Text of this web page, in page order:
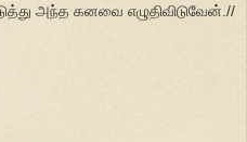
அந்த கனவை எழுதிவிடுவேன்.//